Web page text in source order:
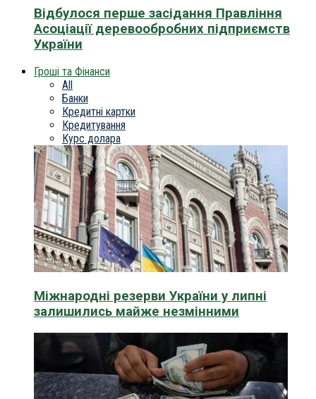
Відбулося перше засідання Правління
Асоціації деревообробних підприємств
України
Гроші та Фінанси
All
Банки
Кредитні картки
Кредитування
Курс долара
Міжнародні резерви України у липні
залишились майже незмінними